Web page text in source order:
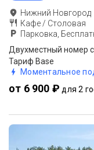
Нижний Новгород
Кафе / Столовая
Парковка,
Двухместный номер
Тариф Base
Моментальное
от 6 900 ₽ для 2